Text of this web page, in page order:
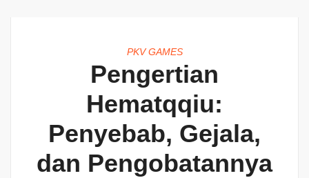
PKV GAMES
Pengertian
Hematqqiu:
Penyebab, Gejala,
dan Pengobatannya